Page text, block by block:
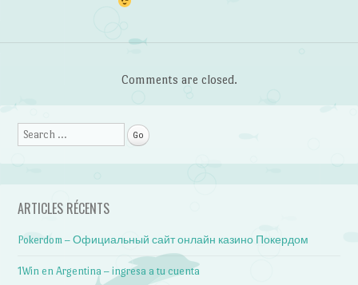
Comments are closed.
Search
ARTICLES RÉCENTS
Pokerdom – Официальный сайт онлайн казино Покердом
1Win en Argentina – ingresa a tu cuenta